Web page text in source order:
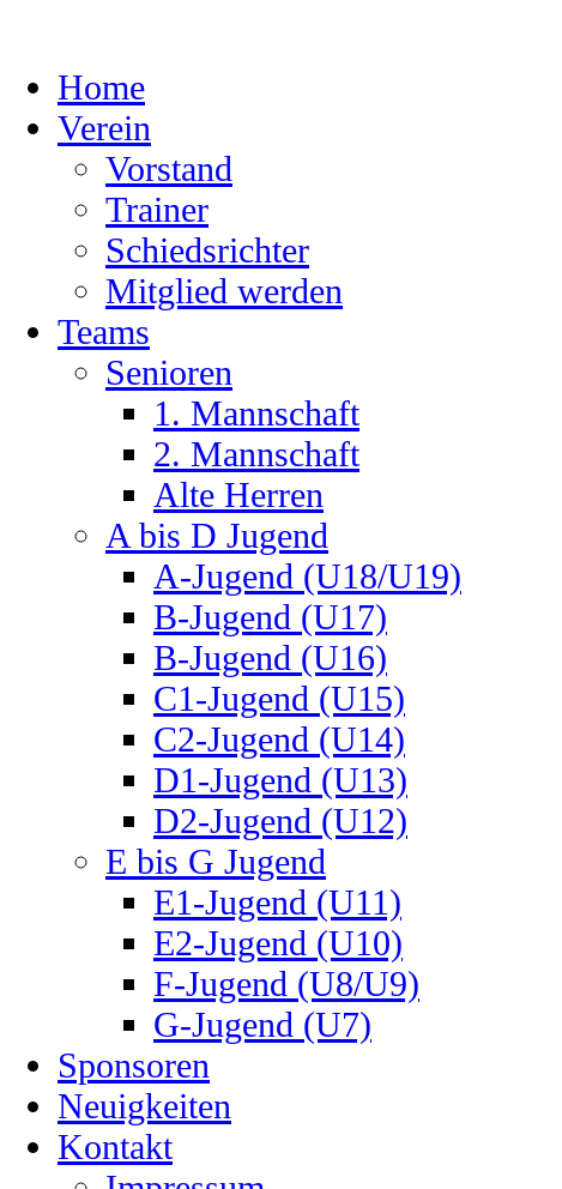
Home
Verein
Vorstand
Trainer
Schiedsrichter
Mitglied werden
Teams
Senioren
1. Mannschaft
2. Mannschaft
Alte Herren
A bis D Jugend
A-Jugend (U18/U19)
B-Jugend (U17)
B-Jugend (U16)
C1-Jugend (U15)
C2-Jugend (U14)
D1-Jugend (U13)
D2-Jugend (U12)
E bis G Jugend
E1-Jugend (U11)
E2-Jugend (U10)
F-Jugend (U8/U9)
G-Jugend (U7)
Sponsoren
Neuigkeiten
Kontakt